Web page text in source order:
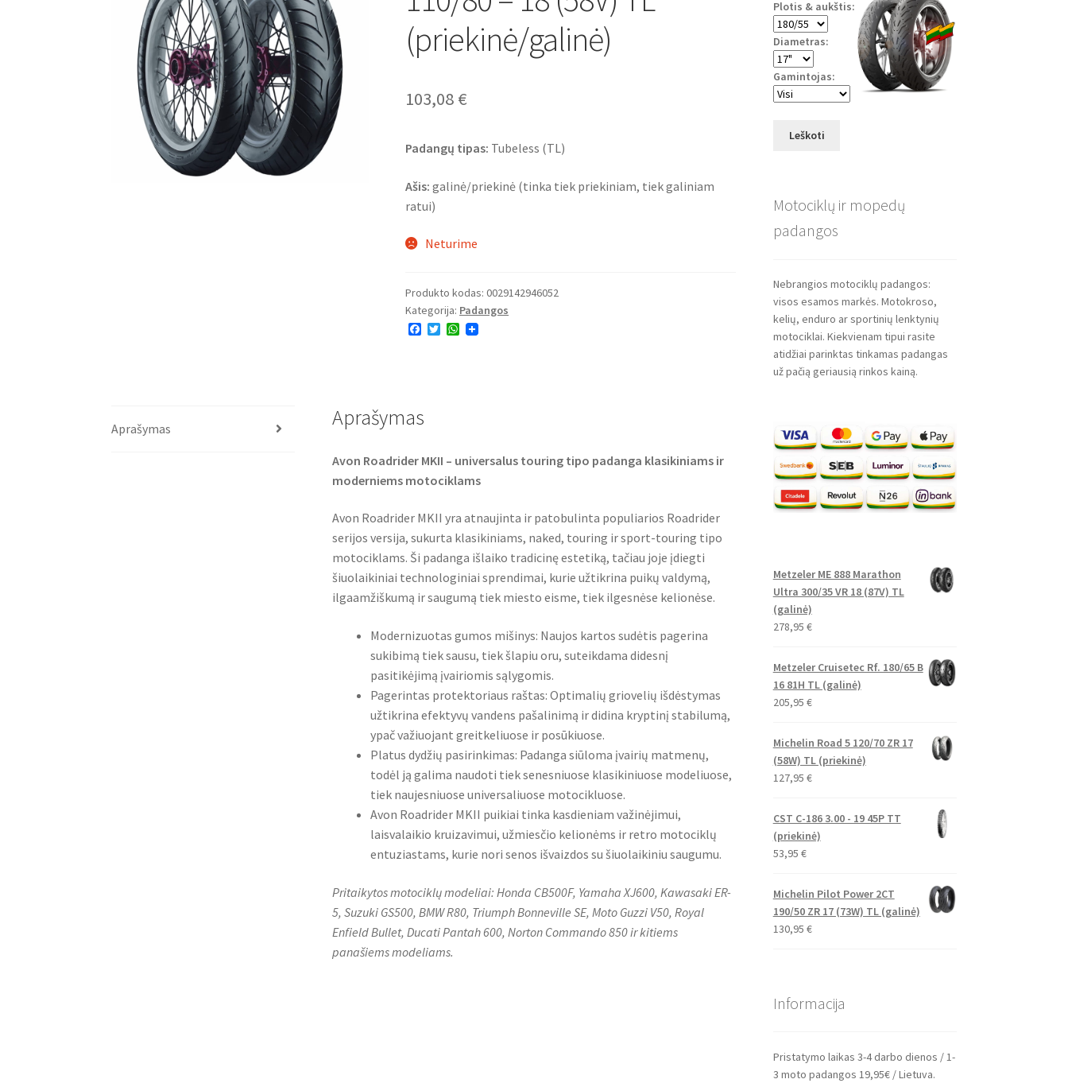
(priekinė/galinė)
103,08 €
Padangų tipas: Tubeless (TL)
Ašis: galinė/priekinė (tinka tiek priekiniam, tiek galiniam
ratui)
Neturime
Produkto kodas:0029142946052
Kategorija: Padangos
F
k
T
W
Aprašymas Aprašymas
Avon Roadrider MKII – universalus touring tipo padanga klasikiniams ir
moderniems motociklams
Avon Roadrider MKII yra atnaujinta ir patobulinta populiarios Roadrider
serijos versija, sukurta klasikiniams, naked, touring ir sport-touring tipo
motociklams. Ši padanga išlaiko tradicinę estetiką, tačiau joje įdiegti
šiuolaikiniai technologiniai sprendimai, kurie užtikrina puikų valdymą,
ilgaamžiškumą ir saugumą tiek miesto eisme, tiek ilgesnėse kelionėse.
Modernizuotas gumos mišinys: Naujos kartos sudėtis pagerina
sukibimą tiek sausu, tiek šlapiu oru, suteikdama didesnį
pasitikėjimą įvairiomis sąlygomis.
Pagerintas protektoriaus raštas: Optimalių griovelių išdėstymas
užtikrina efektyvų vandens pašalinimą ir didina kryptinį stabilumą,
ypač važiuojant greitkeliuose ir posūkiuose.
Platus dydžių pasirinkimas: Padanga siūloma įvairių matmenų,
todėl ją galima naudoti tiek senesniuose klasikiniuose modeliuose,
tiek naujesniuose universaliuose motocikluose.
Avon Roadrider MKII puikiai tinka kasdieniam važinėjimui,
laisvalaikio kruizavimui, užmiesčio kelionėms ir retro motociklų
entuziastams, kurie nori senos išvaizdos su šiuolaikiniu saugumu.
Pritaikytos motociklų modeliai: Honda CB500F, Yamaha XJ600, Kawasaki ER-
5, Suzuki GS500, BMW R80, Triumph Bonneville SE, Moto Guzzi V50, Royal
Enfield Bullet, Ducati Pantah 600, Norton Commando 850 ir kitiems
panašiems modeliams.
Plotis & aukštis:
Diametras:
Gamintojas:
Leškoti
Motociklų ir mopedų
padangos
Nebrangios motociklų padangos:
visos esamos markės. Motokroso,
kelių, enduro ar sportinių lenktynių
motociklai. Kiekvienam tipui rasite
atidžiai parinktas tinkamas padangas
už pačią geriausią rinkos kainą.
Metzeler ME 888 Marathon
Ultra 300/35 VR 18 (87V) TL
(galinė)
278,95 €
Metzeler Cruisetec Rf. 180/65 B
16 81H TL (galinė)
205,95 €
Michelin Road 5 120/70 ZR 17
(58W) TL (priekinė)
127,95 €
CST C-186 3.00 - 19 45P TT
(priekinė)
53,95 €
Michelin Pilot Power 2CT
190/50 ZR 17 (73W) TL (galinė)
130,95 €
Informacija
Pristatymo laikas 3-4 darbo dienos / 1-
3 moto padangos 19,95€ / Lietuva.